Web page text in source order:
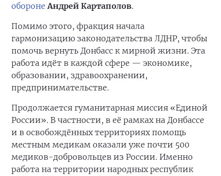
обороне Андрей Картаполов.
Помимо этого, фракция начала
гармонизацию законодательства ЛДНР, чтобы
помочь вернуть Донбасс к мирной жизни. Эта
работа идёт в каждой сфере — экономике,
образовании, здравоохранении,
предпринимательстве.
Продолжается гуманитарная миссия «Единой
России». В частности, в её рамках на Донбассе
и в освобождённых территориях помощь
местным медикам оказали уже почти 500
медиков-добровольцев из России. Именно
работа на территории народных республик